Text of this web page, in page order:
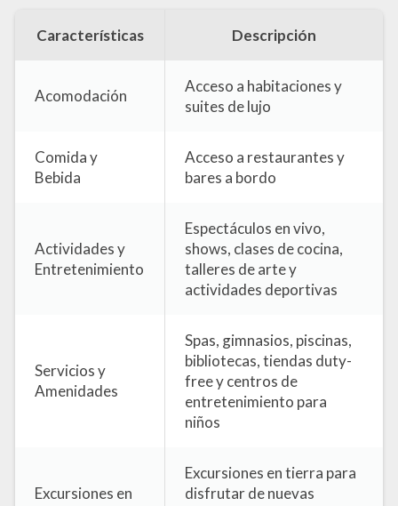
Características Descripción
Acomodación
Acceso a habitaciones y
suites de lujo
Comida y
Bebida
Acceso a restaurantes y
bares a bordo
Actividades y
Entretenimiento
Espectáculos en vivo,
shows, clases de cocina,
talleres de arte y
actividades deportivas
Servicios y
Amenidades
Spas, gimnasios, piscinas,
bibliotecas, tiendas duty-
free y centros de
entretenimiento para
niños
Excursiones en
Excursiones en tierra para
disfrutar de nuevas